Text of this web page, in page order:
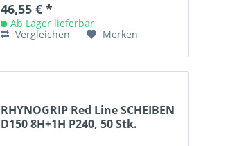
46,55 € *
Ab Lager lieferbar
Vergleichen
Merken
RHYNOGRIP Red Line SCHEIBEN
D150 8H+1H P240, 50 Stk.